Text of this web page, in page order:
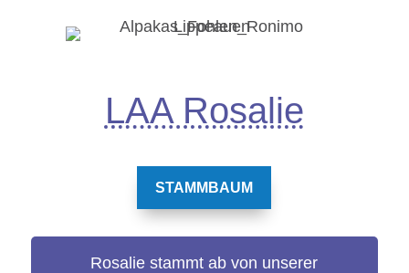
LAA Rosalie
STAMMBAUM
Rosalie stammt ab von unserer